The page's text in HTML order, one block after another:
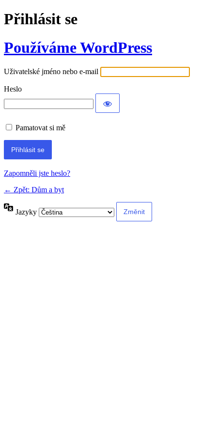
Přihlásit se
Používáme WordPress
Uživatelské jméno nebo e-mail
Heslo
Pamatovat si mě
Alternative:
Zapomněli jste heslo?
← Zpět: Dům a byt
Jazyky